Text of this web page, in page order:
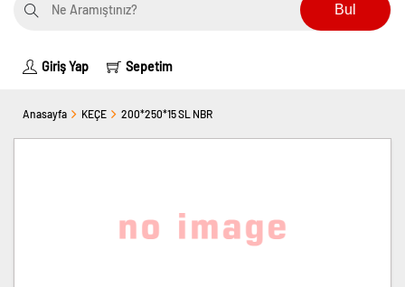
Bul
Giriş Yap Sepetim
Anasayfa KEÇE 200*250*15 SL NBR